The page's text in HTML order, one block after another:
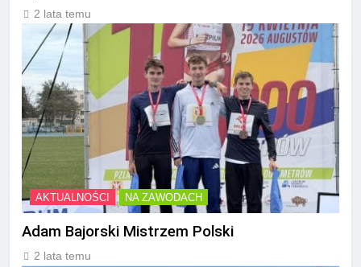
2 lata temu
AKTUALNOŚCI NA ZAWODACH
Adam Bajorski Mistrzem Polski
2 lata temu